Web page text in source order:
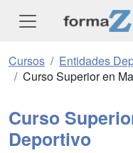
Cursos
Entidades
Curso Superior en
Curso
Deportivo